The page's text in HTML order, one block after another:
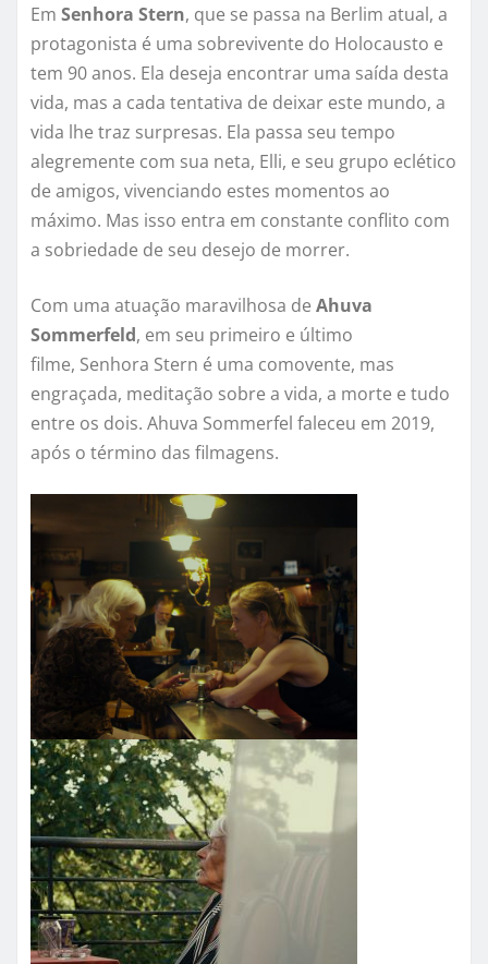
Em Senhora Stern, que se passa na Berlim atual, a
protagonista é uma sobrevivente do Holocausto e
tem 90 anos. Ela deseja encontrar uma saída desta
vida, mas a cada tentativa de deixar este mundo, a
vida lhe traz surpresas. Ela passa seu tempo
alegremente com sua neta, Elli, e seu grupo eclético
de amigos, vivenciando estes momentos ao
máximo. Mas isso entra em constante conflito com
a sobriedade de seu desejo de morrer.
Com uma atuação maravilhosa de Ahuva
Sommerfeld, em seu primeiro e último
filme, Senhora Stern é uma comovente, mas
engraçada, meditação sobre a vida, a morte e tudo
entre os dois. Ahuva Sommerfel faleceu em 2019,
após o término das filmagens.